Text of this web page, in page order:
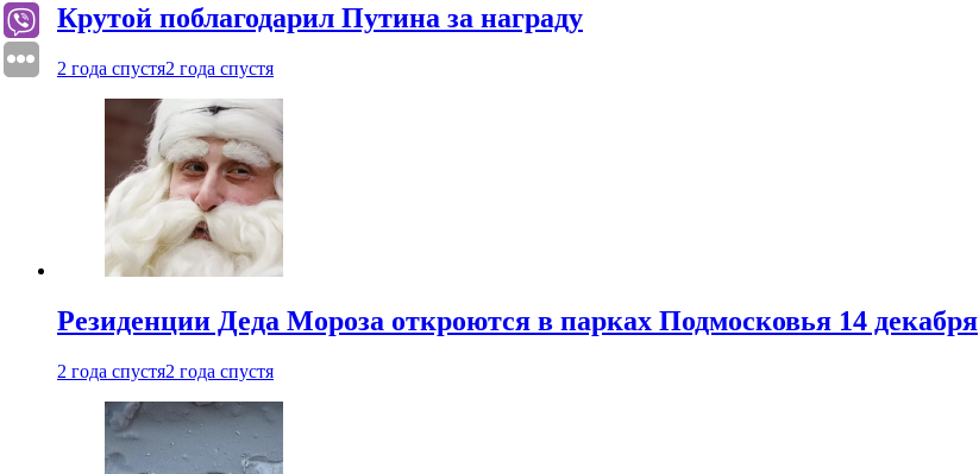
Крутой поблагодарил Путина за награду
2 года спустя2 года спустя
Резиденции Деда Мороза откроются в парках Подмосковья 14 декабря
2 года спустя2 года спустя